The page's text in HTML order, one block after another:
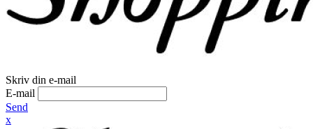
Skriv din e-mail
E-mail
Send
x